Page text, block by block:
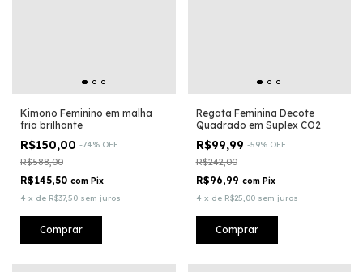
Kimono Feminino em malha
fria brilhante
R$150,00 -74% OFF
R$588,00
R$145,50 com Pix
4 x de R$37,50 sem juros
Comprar
Regata Feminina Decote
Quadrado em Suplex CO2
R$99,99 -59% OFF
R$242,00
R$96,99 com Pix
4 x de R$25,00 sem juros
Comprar